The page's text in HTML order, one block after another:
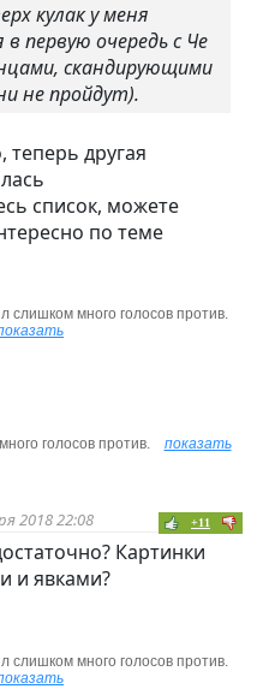
кулак у меня
первую очередь с Че
скандирующими
не пройдут).
другая
список, можете
по теме
слишком много голосов против.
голосов против. показать
2018 22:08 +11
Картинки
и явками?
слишком много голосов против.